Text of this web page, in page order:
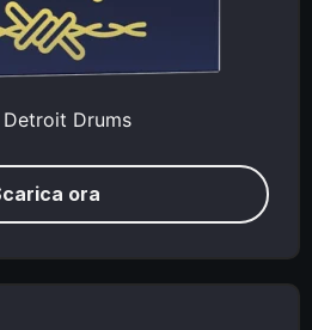
Detroit Drums
ora